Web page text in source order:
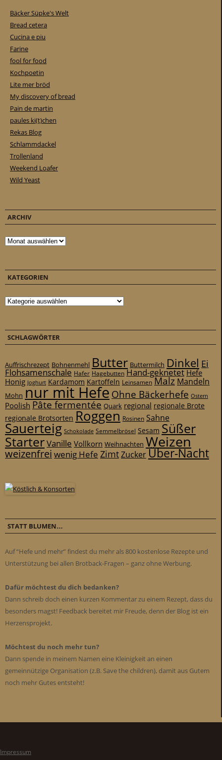
Bäcker Süpke's Welt
Bread cetera
Cucina e piu
Farine
fool for food
Kochpoetin
Lite mer bröd
My discovery of bread
Pain de martin
paules ki(t)chen
Rekas Blog
Schlammdackel
Trollenland
Weekend Loafer
Wild Yeast
ARCHIV
Archiv
KATEGORIEN
Kategorien
SCHLAGWÖRTER
Auffrischrezept Bohnenmehl Butter Buttermilch Dinkel Ei
Flohsamenschale Hafer Hagebutten Hand-geknetet Hefe
Honig Joghurt Kardamom Kartoffeln Leinsamen Malz Mandeln
Mohn nur mit Hefe Ohne Bäckerhefe Ostern
Poolish Pâte fermentée Quark regional regionale Brote
regionale Brotsorten Roggen Rosinen Sahne
Sauerteig Schokolade Semmelbrösel Sesam Süßer
StarterVanille Vollkorn Weihnachten Weizen
weizenfrei wenig Hefe ZimtZuckerÜber-Nacht
STATT BLUMEN…
Auf “Hefe und mehr” findest du mehr als 800 kostenlose Rezepte und
Unterstützung bei allen Brotback-Fragen – ganz ohne Werbung.
Dafür möchtest du dich bedanken?
Dann schreib doch einen kurzen Kommentar zu einem Rezept, dass du
besonders magst! Feedback bereitet mir Freude, denn der Blog ist ein
Herzensprojekt.
Möchtest du noch mehr tun?
Dann spende in meinem Namen eine Kleinigkeit an einen
gemeinnützige Organisation (z.B. Save the children), damit aus Gutem
noch mehr Gutes entsteht!
Impressum